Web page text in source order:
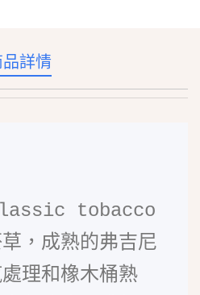
詳情
tobacco
，成熟的弗吉尼
理和橡木桶熟